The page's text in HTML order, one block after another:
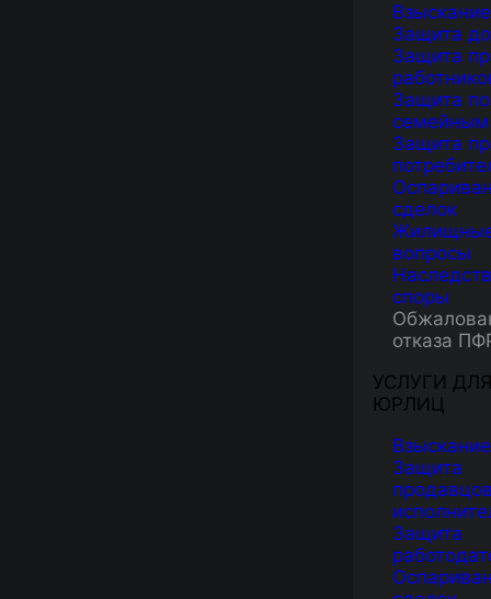
Защита
Защита
Защита по
Защита
сделок
вопросы
споры
отказа
УСЛУГИ ДЛЯ
ЮРЛИЦ
Защита
Защита
Вы планируете выйти на досрочную
своих действиях – обратитесь к нашим